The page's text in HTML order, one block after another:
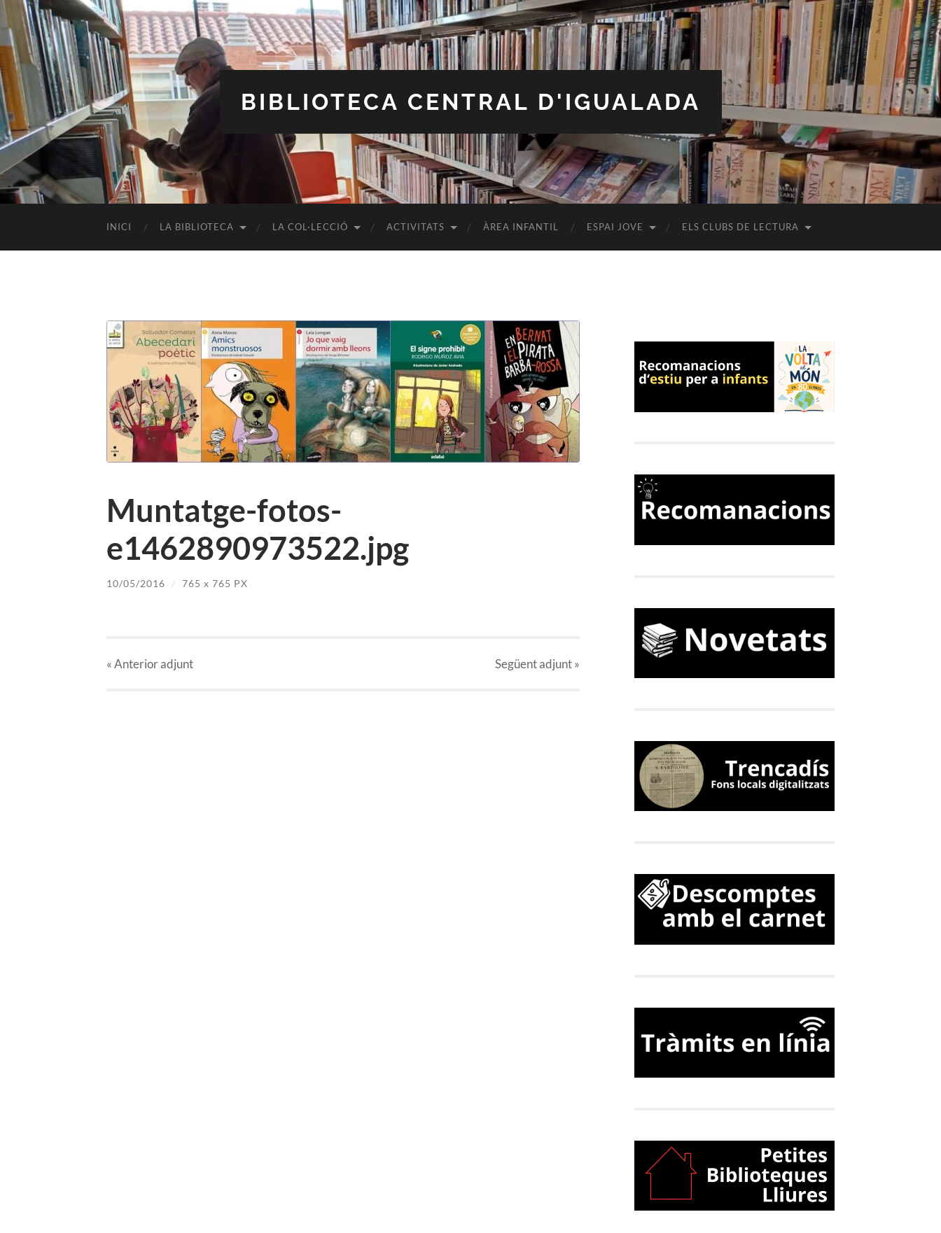
BIBLIOTECA CENTRAL D'IGUALADA
INICI LA BIBLIOTECA LA COL·LECCIÓ ACTIVITATS ÀREA INFANTIL ESPAI JOVE ELS CLUBS DE LECTURA
Muntatge-fotos-
e1462890973522.jpg
10/05/2016 / 765 x 765 PX
« Anterioradjunt Següentadjunt»